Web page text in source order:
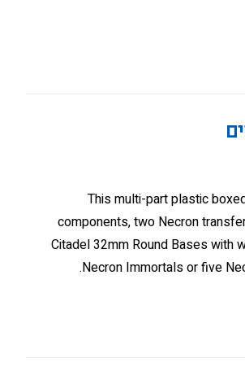
This multi-part plastic
components, two Necron
Citadel 32mm Round Bases with
Necron Immortals or five